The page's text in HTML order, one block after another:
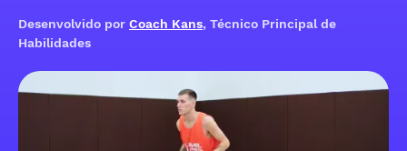
Desenvolvido por Coach Kans, Técnico Principal de
Habilidades